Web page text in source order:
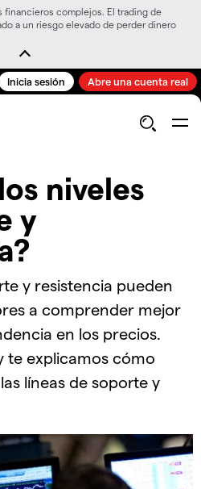
financieros complejos. El trading de
a un riesgo elevado de perder dinero
Inicia sesión Abre una cuenta real
niveles
y
y resistencia pueden
a comprender mejor
en los precios.
te explicamos cómo
líneas de soporte y